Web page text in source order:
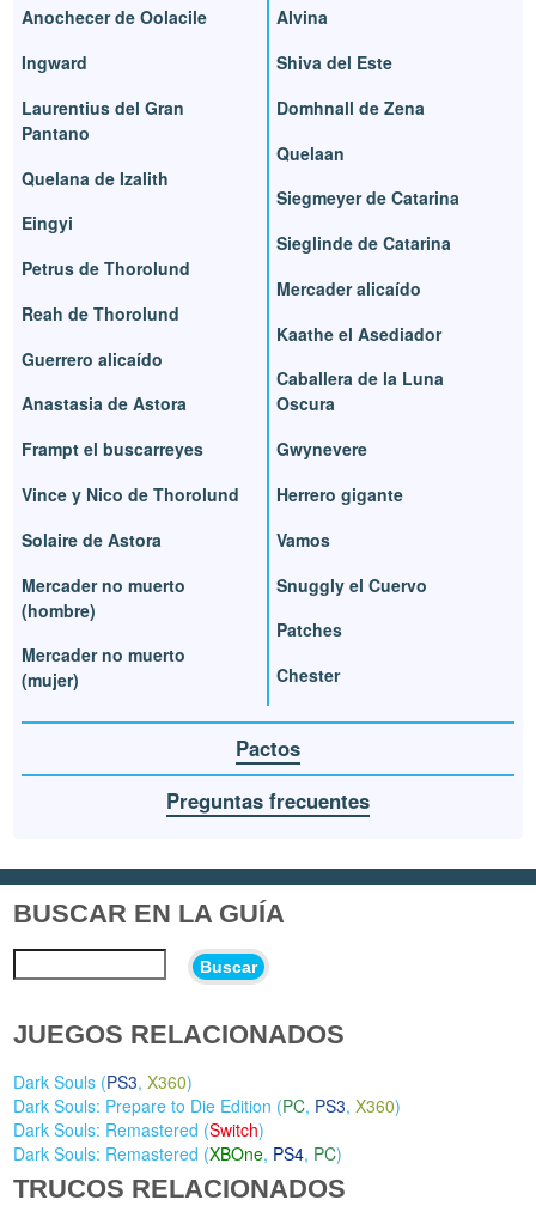
Anochecer de Oolacile
Ingward
Laurentius del Gran
Pantano
Quelana de Izalith
Eingyi
Petrus de Thorolund
Reah de Thorolund
Guerrero alicaído
Anastasia de Astora
Frampt el buscarreyes
Vince y Nico de Thorolund
Solaire de Astora
Mercader no muerto
(hombre)
Mercader no muerto
(mujer)
Alvina
Shiva del Este
Domhnall de Zena
Quelaan
Siegmeyer de Catarina
Sieglinde de Catarina
Mercader alicaído
Kaathe el Asediador
Caballera de la Luna
Oscura
Gwynevere
Herrero gigante
Vamos
Snuggly el Cuervo
Patches
Chester
Pactos
Preguntas frecuentes
BUSCAR EN LA GUÍA
Buscar
JUEGOS RELACIONADOS
Dark Souls (PS3,X360)
Dark Souls: Prepare to Die Edition (PC, PS3,X360)
Dark Souls: Remastered (Switch)
Dark Souls: Remastered (XBOne, PS4, PC)
TRUCOS RELACIONADOS